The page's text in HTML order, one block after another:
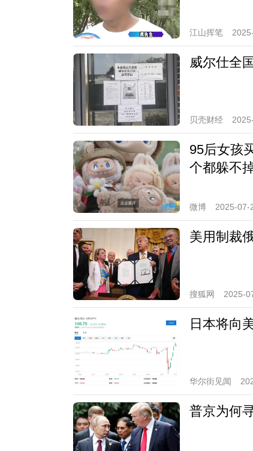
江山挥笔
威尔仕全
贝壳财经
95后女孩
个都躲不
微博 2025-07-
美用制裁
搜狐网 2025-
日本将向
华尔街见闻
普京为何